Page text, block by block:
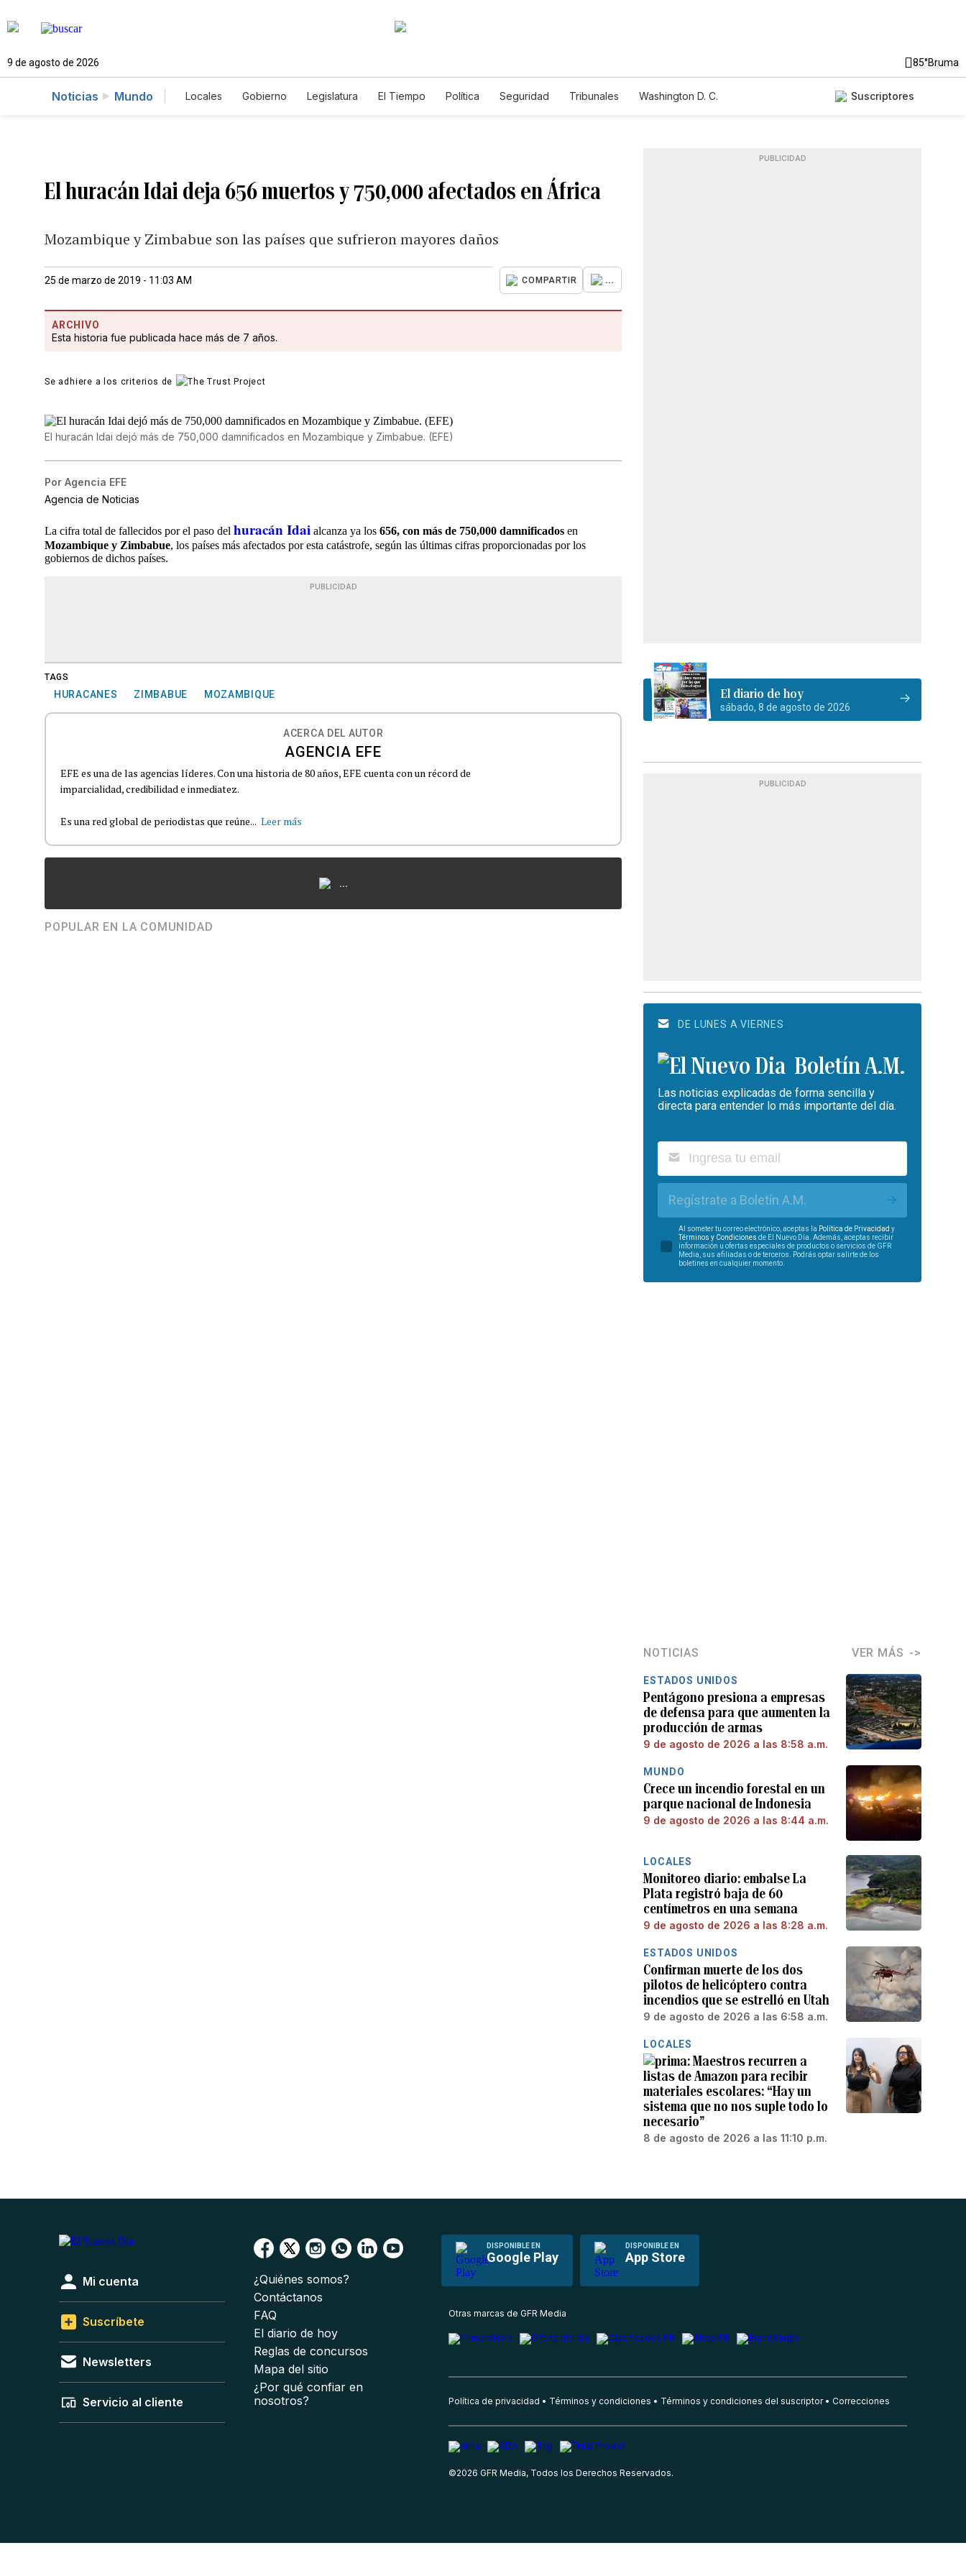
9 de agosto de 2026 85°Bruma
Noticias Mundo Locales Gobierno Legislatura El Tiempo Política Seguridad Tribunales
Washington D. C.
Suscriptores
El huracán Idai deja 656 muertos y 750,000 afectados en África
Mozambique y Zimbabue son las países que sufrieron mayores daños
25 de marzo de 2019 - 11:03 AM COMPARTIR ...
ARCHIVO
Esta historia fue publicada hace más de 7 años.
Se adhiere a los criterios de
El huracán Idai dejó más de 750,000 damnificados en Mozambique y Zimbabue. (EFE)
Por Agencia EFE
Agencia de Noticias
La cifra total de fallecidos por el paso del huracán Idai alcanza ya los656, con más de 750,000 damnificados en
Mozambique y Zimbabue, los países más afectados por esta catástrofe, según las últimas cifras proporcionadas por los
gobiernos de dichos países.
PUBLICIDAD
TAGS
HURACANES ZIMBABUE MOZAMBIQUE
ACERCA DEL AUTOR
AGENCIA EFE
EFE es una de las agencias líderes. Con una historia de 80 años, EFE cuenta con un récord de
imparcialidad, credibilidad e inmediatez.
Es una red global de periodistas que reúne... Leer más
...
POPULAR EN LA COMUNIDAD
PUBLICIDAD
El diario de hoy
sábado, 8 de agosto de 2026
PUBLICIDAD
DE LUNES A VIERNES
Boletín A.M.
Las noticias explicadas de forma sencilla y
directa para entender lo más importante del día.
Regístrate a Boletín A.M.
Al someter tu correo electrónico, aceptas la Política de Privacidad y
Términos y Condiciones de El Nuevo Día. Además, aceptas recibir
información u ofertas especiales de productos o servicios de GFR
Media, sus afiliadas o de terceros. Podrás optar salirte de los
boletines en cualquier momento.
NOTICIAS VER MÁS
ESTADOS UNIDOS
Pentágono presiona a empresas
de defensa para que aumenten la
producción de armas
9 de agosto de 2026 a las 8:58 a.m.
MUNDO
Crece un incendio forestal en un
parque nacional de Indonesia
9 de agosto de 2026 a las 8:44 a.m.
LOCALES
Monitoreo diario: embalse La
Plata registró baja de 60
centímetros en una semana
9 de agosto de 2026 a las 8:28 a.m.
ESTADOS UNIDOS
Confirman muerte de los dos
pilotos de helicóptero contra
incendios que se estrelló en Utah
9 de agosto de 2026 a las 6:58 a.m.
LOCALES
Maestros recurren a
listas de Amazon para recibir
materiales escolares: “Hay un
sistema que no nos suple todo lo
necesario”
8 de agosto de 2026 a las 11:10 p.m.
DISPONIBLE EN
Google Play
DISPONIBLE EN
App Store
Mi cuenta
Suscríbete
Newsletters
Servicio al cliente
¿Quiénes somos?
Contáctanos
FAQ
El diario de hoy
Reglas de concursos
Mapa del sitio
¿Por qué confiar en
nosotros?
Otras marcas de GFR Media
Política de privacidad Términos y condiciones Términos y condiciones del suscriptor Correcciones
©2026 GFR Media, Todos los Derechos Reservados.